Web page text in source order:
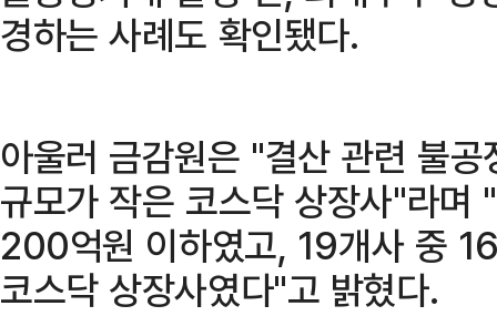
경하는 사례도 확인됐다.
아울러 금감원은 "결산 관련 불
규모가 작은 코스닥 상장사"라
200억원 이하였고, 19개사 중
코스닥 상장사였다"고 밝혔다.